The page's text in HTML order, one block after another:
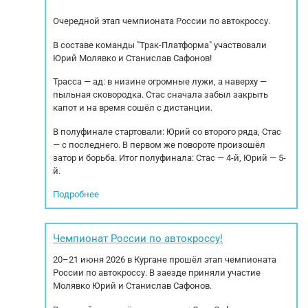
Очередной этап чемпионата России по автокроссу.
В составе команды "Трак-Платформа" участвовали
Юрий Молявко и Станислав Сафонов!
Трасса — ад: в низине огромные лужи, а наверху —
пыльная сковородка. Стас сначала забыл закрыть
капот и на время сошёл с дистанции.
В полуфинале стартовали: Юрий со второго ряда, Стас
— с последнего. В первом же повороте произошёл
затор и борьба. Итог полуфинала: Стас — 4-й, Юрий — 5-
й.
Подробнее
Чемпионат России по автокроссу!
20–21 июня 2026 в Кургане прошёл этап чемпионата
России по автокроссу. В заезде приняли участие
Молявко Юрий и Станислав Сафонов.